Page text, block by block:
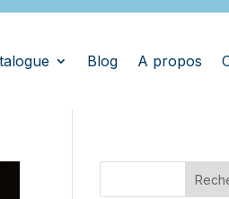
Blog A propos